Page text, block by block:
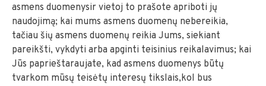
asmens duomenysir vietoj to prašote apriboti jų
naudojimą; kai mums asmens duomenų nebereikia,
tačiau šių asmens duomenų reikia Jums, siekiant
pareikšti, vykdyti arba apginti teisinius reikalavimus; kai
Jūs paprieštaraujate, kad asmens duomenys būtų
tvarkom mūsų teisėtų interesų tikslais,kol bus